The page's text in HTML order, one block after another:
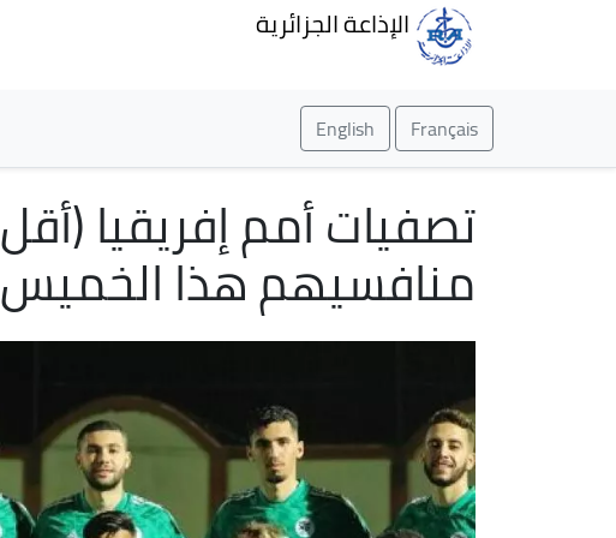
الإذاعة الجزائرية
Français
English
منافسيهم هذا الخميس